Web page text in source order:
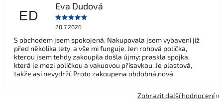
ED
Eva Dudová
20.7.2026
S obchodem jsem spokojená. Nakupovala jsem vybavení již
před několika lety, a vše mi funguje. Jen rohová polička,
kterou jsem tehdy zakoupila došla újmy: praskla spojka,
která je mezi poličkou a vakuovou přísavkou. Je plastová,
takže asi nevydrží. Proto zakoupena obdobná,nová.
Zobrazit další hodnocení